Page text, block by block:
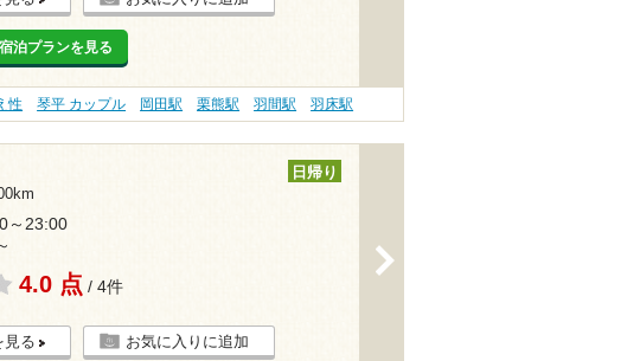
泊プランを見る
性 琴平 カップル 岡田駅 栗熊駅 羽間駅 羽床駅
日帰り
～23:00
4.0 点 / 4件
見る お気に入りに追加